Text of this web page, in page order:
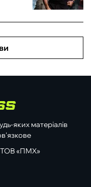
яких матеріалів
ТОВ «ПМХ»